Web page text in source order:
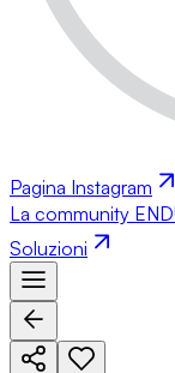
Pagina Instagram
La community
Soluzioni